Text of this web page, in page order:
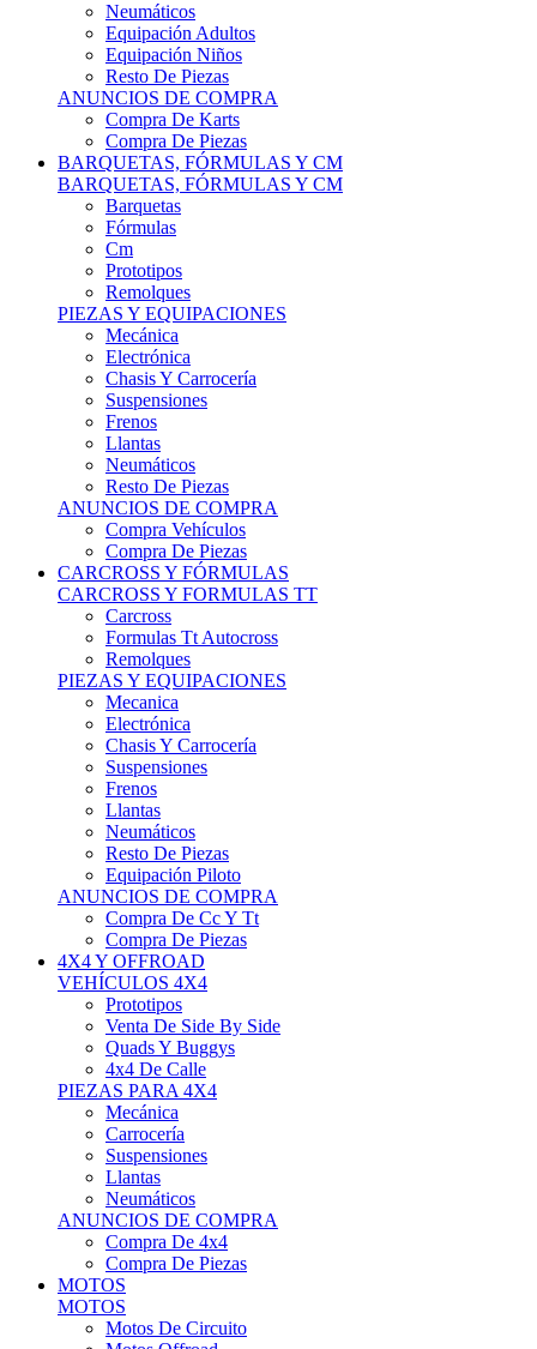
Neumáticos
Equipación Adultos
Equipación Niños
Resto De Piezas
ANUNCIOS DE COMPRA
Compra De Karts
Compra De Piezas
BARQUETAS, FÓRMULAS Y CM
BARQUETAS, FÓRMULAS Y CM
Barquetas
Fórmulas
Cm
Prototipos
Remolques
PIEZAS Y EQUIPACIONES
Mecánica
Electrónica
Chasis Y Carrocería
Suspensiones
Frenos
Llantas
Neumáticos
Resto De Piezas
ANUNCIOS DE COMPRA
Compra Vehículos
Compra De Piezas
CARCROSS Y FÓRMULAS
CARCROSS Y FORMULAS TT
Carcross
Formulas Tt Autocross
Remolques
PIEZAS Y EQUIPACIONES
Mecanica
Electrónica
Chasis Y Carrocería
Suspensiones
Frenos
Llantas
Neumáticos
Resto De Piezas
Equipación Piloto
ANUNCIOS DE COMPRA
Compra De Cc Y Tt
Compra De Piezas
4X4 Y OFFROAD
VEHÍCULOS 4X4
Prototipos
Venta De Side By Side
Quads Y Buggys
4x4 De Calle
PIEZAS PARA 4X4
Mecánica
Carrocería
Suspensiones
Llantas
Neumáticos
ANUNCIOS DE COMPRA
Compra De 4x4
Compra De Piezas
MOTOS
MOTOS
Motos De Circuito